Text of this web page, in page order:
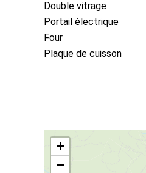
Double vitrage
Portail électrique
Four
Plaque de cuisson
+
−